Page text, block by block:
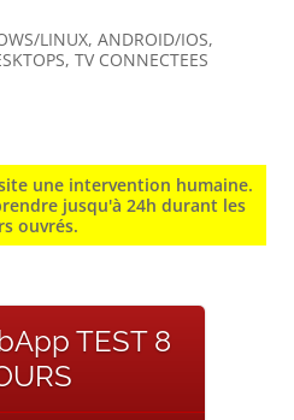
LINUX, ANDROID/IOS,
TV CONNECTEES
une intervention humaine.
jusqu'à 24h durant les
ouvrés.
TEST 8